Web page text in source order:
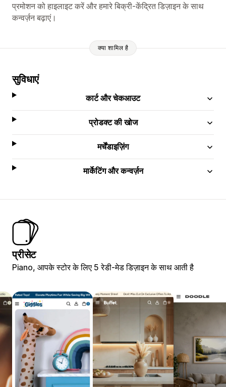
प्रमोशन को हाइलाइट करें और हमारे बिक्री-केंद्रित डिज़ाइन के साथ
कन्वर्ज़न बढ़ाएं।
क्या शामिल है
सुविधाएं
कार्ट और चेकआउट
प्रोडक्ट की खोज
मर्चेंडाइज़िंग
मार्केटिंग और कन्वर्ज़न
प्रीसेट
Piano, आपके स्टोर के लिए 5 रेडी-मेड डिज़ाइन के साथ आती है